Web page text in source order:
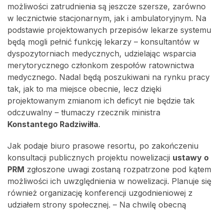
możliwości zatrudnienia są jeszcze szersze, zarówno
w lecznictwie stacjonarnym, jak i ambulatoryjnym. Na
podstawie projektowanych przepisów lekarze systemu
będą mogli pełnić funkcję lekarzy – konsultantów w
dyspozytorniach medycznych, udzielając wsparcia
merytorycznego członkom zespołów ratownictwa
medycznego. Nadal będą poszukiwani na rynku pracy
tak, jak to ma miejsce obecnie, lecz dzięki
projektowanym zmianom ich deficyt nie będzie tak
odczuwalny – tłumaczy rzecznik ministra
Konstantego Radziwiłła.
Jak podaje biuro prasowe resortu, po zakończeniu
konsultacji publicznych projektu nowelizacji ustawy o
PRM zgłoszone uwagi zostaną rozpatrzone pod kątem
możliwości ich uwzględnienia w nowelizacji. Planuje się
również organizację konferencji uzgodnieniowej z
udziałem strony społecznej. – Na chwilę obecną